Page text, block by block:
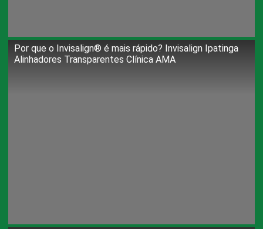
Por que o Invisalign®️ é mais rápido? Invisalign Ipatinga
Alinhadores Transparentes Clínica AMA